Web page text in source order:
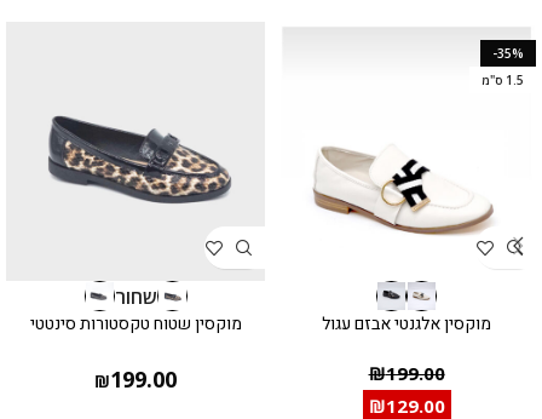
-35%
1.5 ס"מ
מוקסין אלגנטי אבזם עגול
₪199.00
₪129.00
שחור
מוקסין שטוח טקסטורות סינטטי
₪199.00